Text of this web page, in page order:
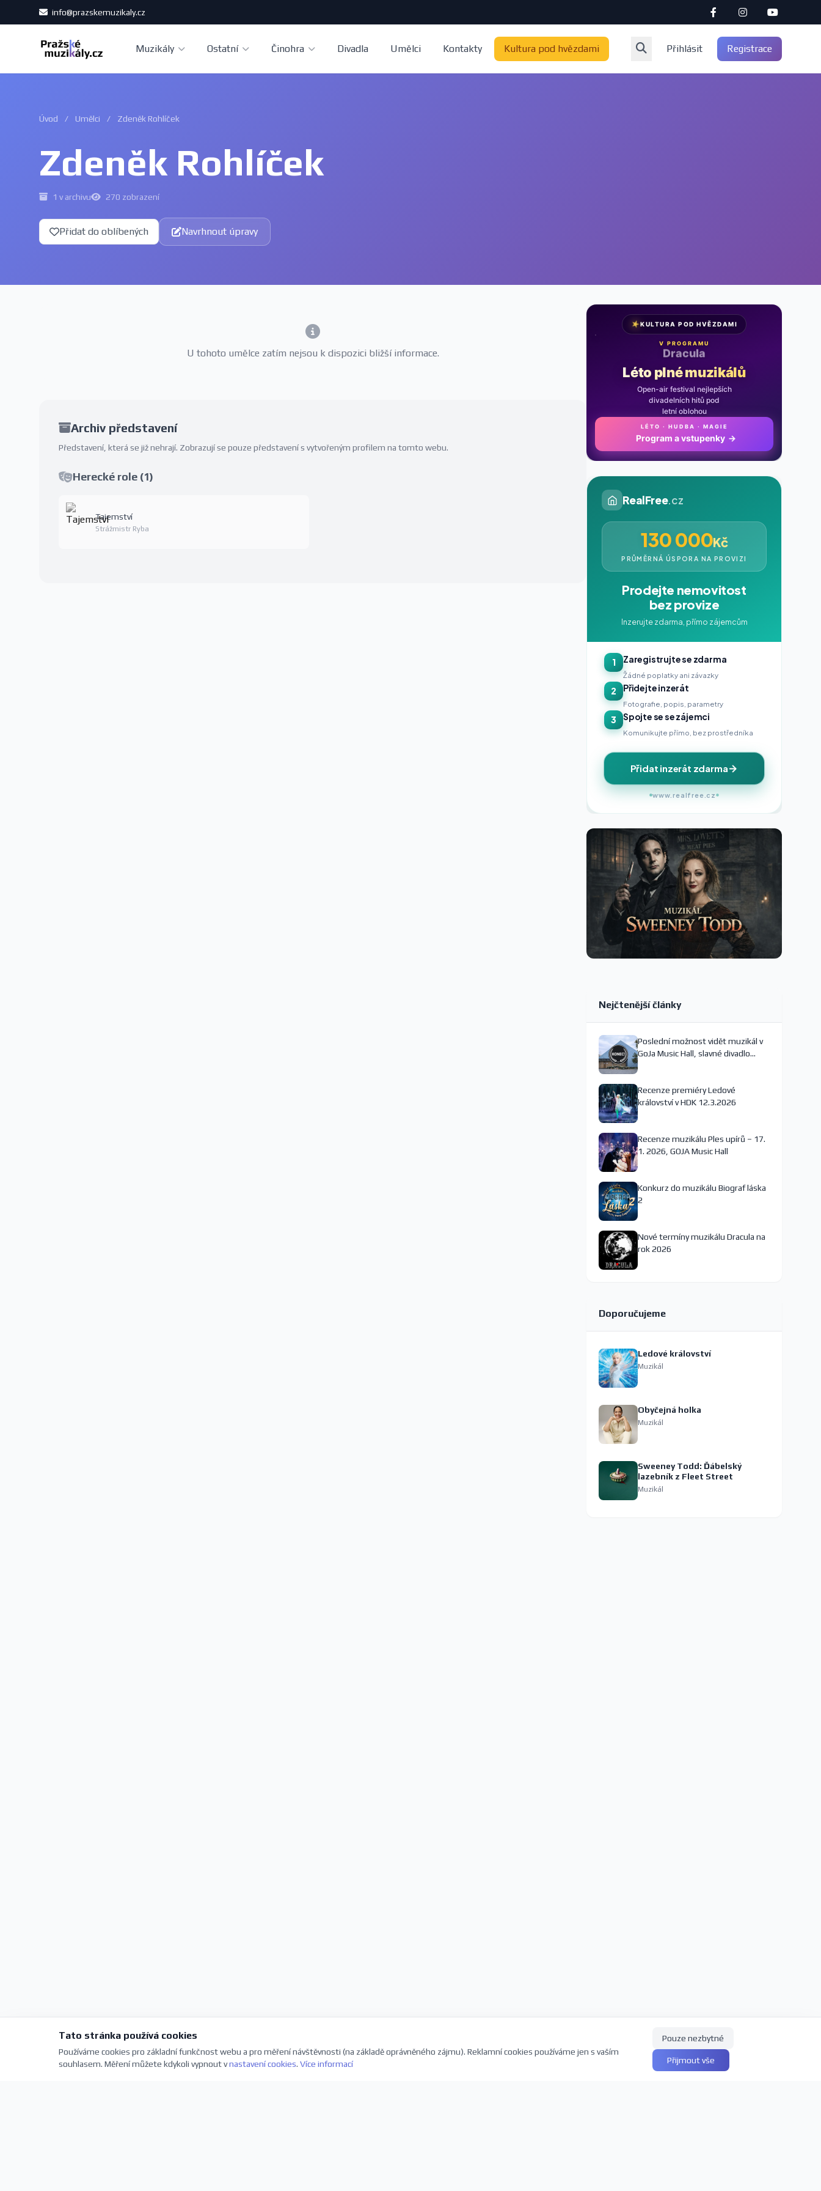
info@prazskemuzikaly.cz
Muzikály Ostatní Činohra Divadla Umělci Kontakty Kultura pod hvězdami Přihlásit Registrace
Úvod / Umělci / Zdeněk Rohlíček
Zdeněk Rohlíček
1 v archivu 270 zobrazení
Přidat do oblíbených Navrhnout úpravy
U tohoto umělce zatím nejsou k dispozici bližší informace.
Archiv představení
Představení, která se již nehrají. Zobrazují se pouze představení s vytvořeným profilem na tomto webu.
Herecké role (1)
Tajemství
Strážmistr Ryba
★KULTURA POD HVĚZDAMI
V PROGRAMU
Noc na Karlštejně
Léto plné muzikálů
Open-air festival nejlepších
divadelních hitů pod
letní oblohou
LÉTO · HUDBA · MAGIE
Program a vstupenky →
RealFree.cz
130 000Kč
PRŮMĚRNÁ ÚSPORA NA PROVIZI
Prodejte nemovitost
bez provize
Inzerujte zdarma, přímo zájemcům
1 Zaregistrujte se zdarma
Žádné poplatky ani závazky
2 Přidejte inzerát
Fotografie, popis, parametry
3 Spojte se se zájemci
Komunikujte přímo, bez prostředníka
Přidat inzerát zdarma
www.realfree.cz
Nejčtenější články
Poslední možnost vidět muzikál v
GoJa Music Hall, slavné divadlo
Recenze premiéry Ledové
království v HDK 12.3.2026
Recenze muzikálu Ples upírů – 17.
1. 2026, GOJA Music Hall
Konkurz do muzikálu Biograf láska
2
Nové termíny muzikálu Dracula na
rok 2026
Doporučujeme
Ledové království
Muzikál
Obyčejná holka
Muzikál
Sweeney Todd: Ďábelský
lazebník z Fleet Street
Muzikál
Tato stránka používá cookies
Používáme cookies pro základní funkčnost webu a pro měření návštěvnosti (na základě oprávněného zájmu). Reklamní cookies používáme jen s vaším
souhlasem. Měření můžete kdykoli vypnout vnastavení cookies. Více informací
Pouze nezbytné
Přijmout vše